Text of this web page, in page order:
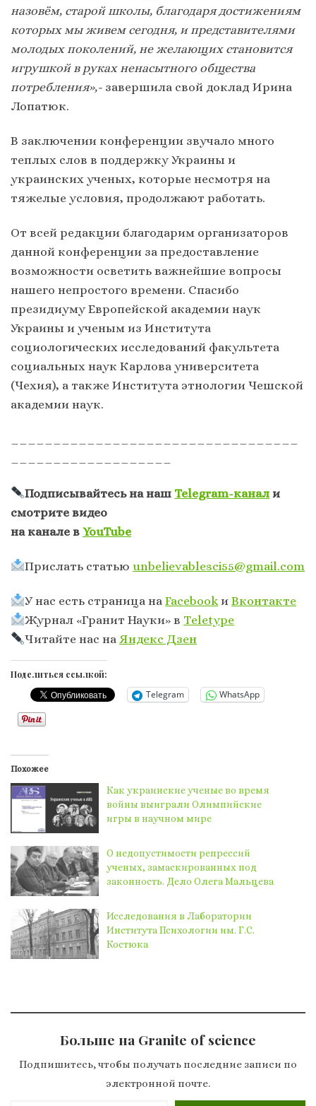
назовём, старой школы, благодаря достижениям
которых мы живем сегодня, и представителями
молодых поколений, не желающих становится
игрушкой в руках ненасытного общества
потребления»,- завершила свой доклад Ирина
Лопатюк.
В заключении конференции звучало много
теплых слов в поддержку Украины и
украинских ученых, которые несмотря на
тяжелые условия, продолжают работать.
От всей редакции благодарим организаторов
данной конференции за предоставление
возможности осветить важнейшие вопросы
нашего непростого времени. Спасибо
президиуму Европейской академии наук
Украины и ученым из Института
социологических исследований факультета
социальных наук Карлова университета
(Чехия), а также Института этнологии Чешской
академии наук.
Подписывайтесь на наш Telegram-канал и
смотрите видео
на канале в YouTube
Прислать статьюunbelievablesci55@gmail.com
У нас есть страница наFacebook иВконтакте
Журнал «Гранит Науки» в Тeletype
Читайте нас наЯндекс Дзен
Поделиться ссылкой:
Telegram WhatsApp
Похожее
Как украинские ученые во время
войны выиграли Олимпийские
игры в научном мире
О недопустимости репрессий
ученых, замаскированных под
законность. Дело Олега Мальцева
Исследования в Лаборатории
Института Психологии им. Г.С.
Костюка
Больше на Granite of science
Подпишитесь, чтобы получать последние записи по
электронной почте.
Введите адрес электронной почты…